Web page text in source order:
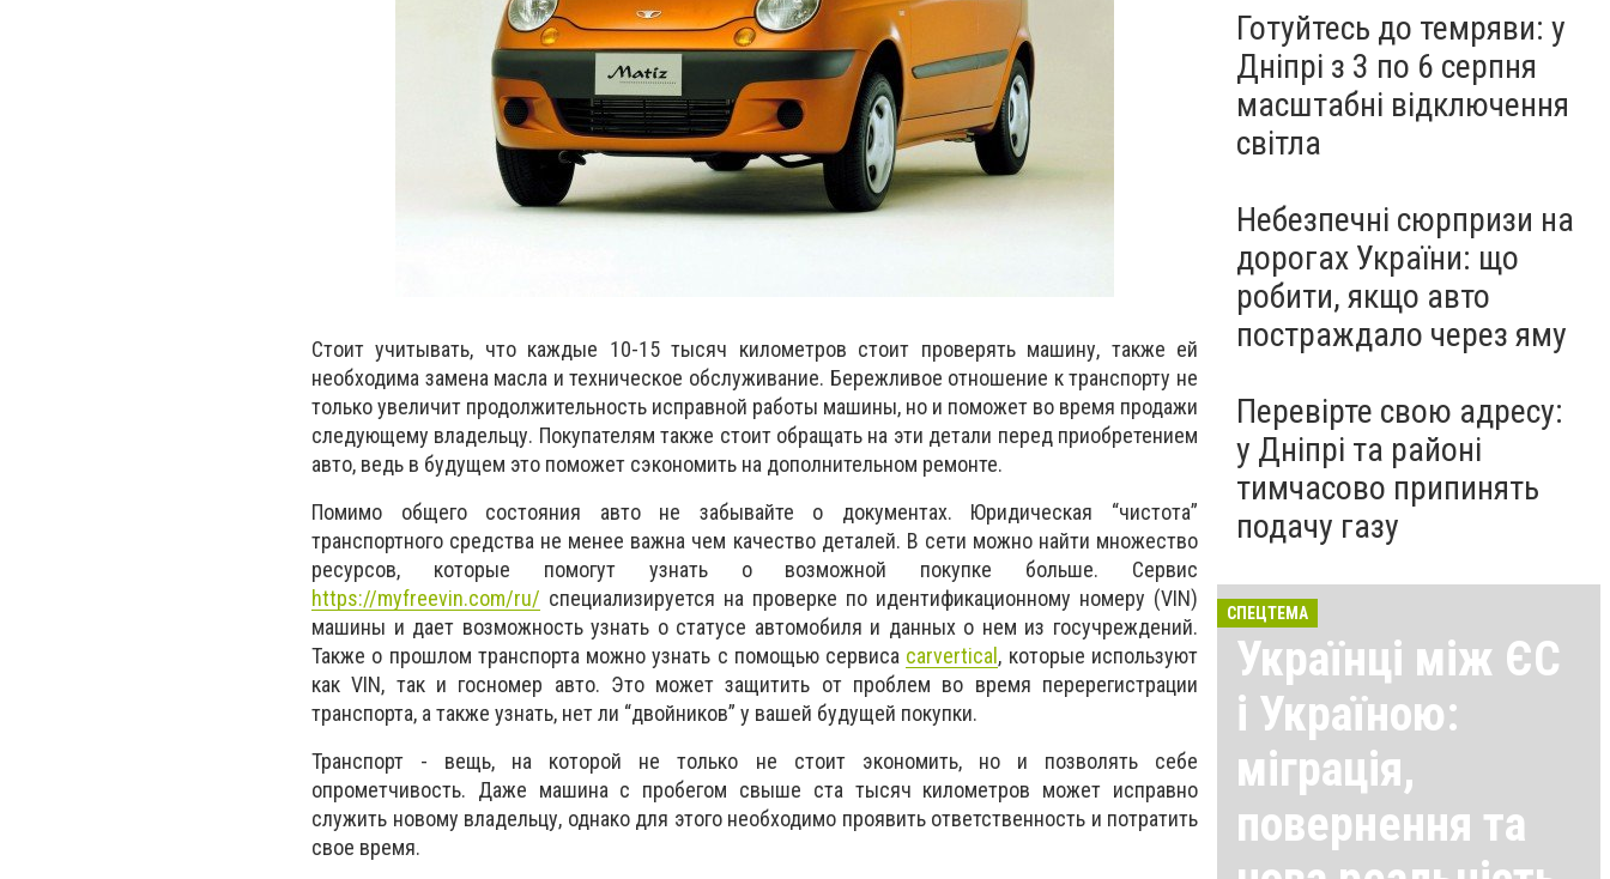
Стоит учитывать, что каждые 10-15 тысяч километров стоит проверять машину, также ей
необходима замена масла и техническое обслуживание. Бережливое отношение к транспорту не
только увеличит продолжительность исправной работы машины, но и поможет во время продажи
следующему владельцу. Покупателям также стоит обращать на эти детали перед приобретением
авто, ведь в будущем это поможет сэкономить на дополнительном ремонте.
Помимо общего состояния авто не забывайте о документах. Юридическая “чистота”
транспортного средства не менее важна чем качество деталей. В сети можно найти множество
ресурсов, которые помогут узнать о возможной покупке больше. Сервис
https://myfreevin.com/ru/ специализируется на проверке по идентификационному номеру (VIN)
машины и дает возможность узнать о статусе автомобиля и данных о нем из госучреждений.
Также о прошлом транспорта можно узнать с помощью сервиса carvertical , которые используют
как VIN, так и госномер авто. Это может защитить от проблем во время перерегистрации
транспорта, а также узнать, нет ли “двойников” у вашей будущей покупки.
Транспорт - вещь, на которой не только не стоит экономить, но и позволять себе
опрометчивость. Даже машина с пробегом свыше ста тысяч километров может исправно
служить новому владельцу, однако для этого необходимо проявить ответственность и потратить
свое время.
Готуйтесь до темряви: у
Дніпрі з 3 по 6 серпня
масштабні відключення
світла
Небезпечні сюрпризи на
дорогах України: що
робити, якщо авто
постраждало через яму
Перевірте свою адресу:
у Дніпрі та районі
тимчасово припинять
подачу газу
СПЕЦТЕМА
Українці між ЄС
і Україною:
міграція,
повернення та